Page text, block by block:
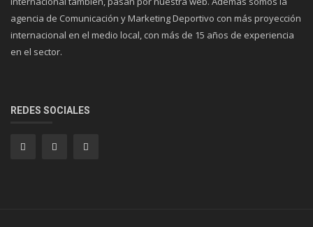
agencia de Comunicación y Marketing Deportivo con más proyección
internacional en el medio local, con más de 15 años de experiencia
en el sector.
REDES SOCIALES